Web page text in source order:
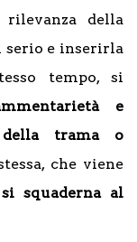
della
serio e inserirla
tempo, si
e
della trama o
che viene
si squaderna al